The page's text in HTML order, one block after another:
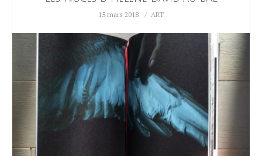
15 mars 2018 ART